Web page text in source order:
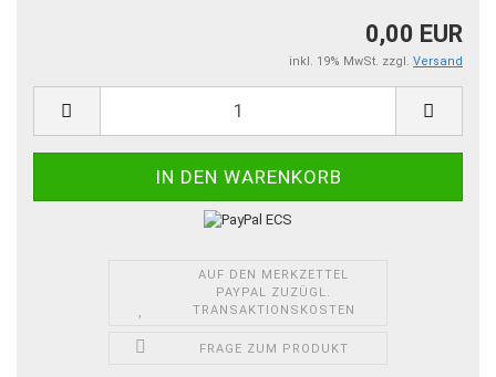
0,00 EUR
inkl. 19% MwSt. zzgl. Versand
AUF DEN MERKZETTEL
PAYPAL ZUZÜGL.
TRANSAKTIONSKOSTEN
FRAGE ZUM PRODUKT